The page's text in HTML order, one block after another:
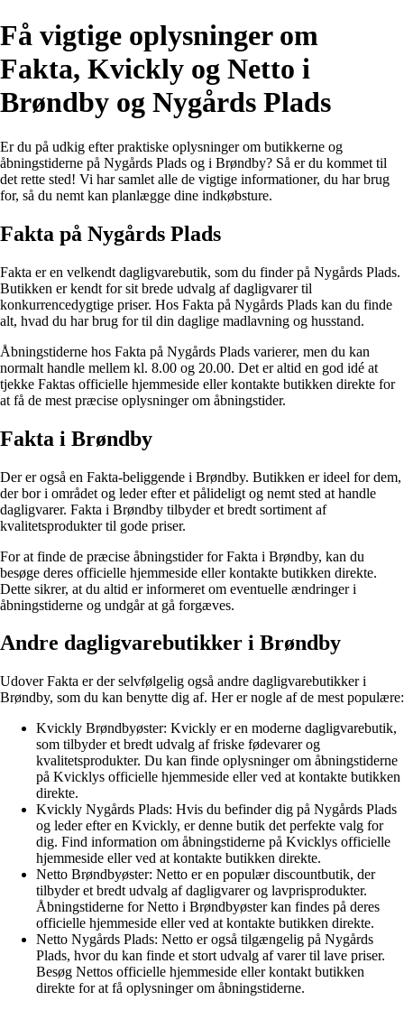
Få vigtige oplysninger om
Fakta, Kvickly og Netto i
Brøndby og Nygårds Plads
Er du på udkig efter praktiske oplysninger om butikkerne og
åbningstiderne på Nygårds Plads og i Brøndby? Så er du kommet til
det rette sted! Vi har samlet alle de vigtige informationer, du har brug
for, så du nemt kan planlægge dine indkøbsture.
Fakta på Nygårds Plads
Fakta er en velkendt dagligvarebutik, som du finder på Nygårds Plads.
Butikken er kendt for sit brede udvalg af dagligvarer til
konkurrencedygtige priser. Hos Fakta på Nygårds Plads kan du finde
alt, hvad du har brug for til din daglige madlavning og husstand.
Åbningstiderne hos Fakta på Nygårds Plads varierer, men du kan
normalt handle mellem kl. 8.00 og 20.00. Det er altid en god idé at
tjekke Faktas officielle hjemmeside eller kontakte butikken direkte for
at få de mest præcise oplysninger om åbningstider.
Fakta i Brøndby
Der er også en Fakta-beliggende i Brøndby. Butikken er ideel for dem,
der bor i området og leder efter et pålideligt og nemt sted at handle
dagligvarer. Fakta i Brøndby tilbyder et bredt sortiment af
kvalitetsprodukter til gode priser.
For at finde de præcise åbningstider for Fakta i Brøndby, kan du
besøge deres officielle hjemmeside eller kontakte butikken direkte.
Dette sikrer, at du altid er informeret om eventuelle ændringer i
åbningstiderne og undgår at gå forgæves.
Andre dagligvarebutikker i Brøndby
Udover Fakta er der selvfølgelig også andre dagligvarebutikker i
Brøndby, som du kan benytte dig af. Her er nogle af de mest populære:
Kvickly Brøndbyøster: Kvickly er en moderne dagligvarebutik,
som tilbyder et bredt udvalg af friske fødevarer og
kvalitetsprodukter. Du kan finde oplysninger om åbningstiderne
på Kvicklys officielle hjemmeside eller ved at kontakte butikken
direkte.
Kvickly Nygårds Plads: Hvis du befinder dig på Nygårds Plads
og leder efter en Kvickly, er denne butik det perfekte valg for
dig. Find information om åbningstiderne på Kvicklys officielle
hjemmeside eller ved at kontakte butikken direkte.
Netto Brøndbyøster: Netto er en populær discountbutik, der
tilbyder et bredt udvalg af dagligvarer og lavprisprodukter.
Åbningstiderne for Netto i Brøndbyøster kan findes på deres
officielle hjemmeside eller ved at kontakte butikken direkte.
Netto Nygårds Plads: Netto er også tilgængelig på Nygårds
Plads, hvor du kan finde et stort udvalg af varer til lave priser.
Besøg Nettos officielle hjemmeside eller kontakt butikken
direkte for at få oplysninger om åbningstiderne.